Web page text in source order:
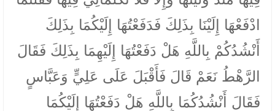
ادْفَعْهَا إِلَيْنَا بِذَلِكَ فَدَفَعْتُهَا إِلَيْكُمَا بِذَلِكَ
أَنْشُدُكُمْ بِاللَّهِ هَلْ دَفَعْتُهَا إِلَيْهِمَا بِذَلِكَ فَقَالَ
الرَّهْطُ نَعَمْ قَالَ فَأَقْبَلَ عَلَى عَلِيٍّ وَعَبَّاسٍ
فَقَالَ أَنْشُدُكُمَا بِاللَّهِ هَلْ دَفَعْتُهَا إِلَيْكُمَا